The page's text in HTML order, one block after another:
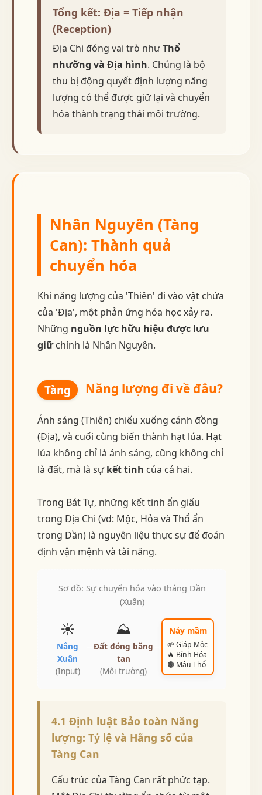
Tổng kết: Địa = Tiếp nhận
(Reception)
Địa Chi đóng vai trò nhưThổ
nhưỡng và Địa hình. Chúng là bộ
thu bị động quyết định lượng năng
lượng có thể được giữ lại và chuyển
hóa thành trạng thái môi trường.
Nhân Nguyên (Tàng
Can): Thành quả
chuyển hóa
Khi năng lượng của 'Thiên' đi vào vật chứa
của 'Địa', một phản ứng hóa học xảy ra.
Những nguồn lực hữu hiệu được lưu
giữchính là Nhân Nguyên.
Tàng Năng lượng đi về đâu?
Ánh sáng (Thiên) chiếu xuống cánh đồng
(Địa), và cuối cùng biến thành hạt lúa. Hạt
lúa không chỉ là ánh sáng, cũng không chỉ
là đất, mà là sựkết tinh của cả hai.
Trong Bát Tự, những kết tinh ẩn giấu
trong Địa Chi (vd: Mộc, Hỏa và Thổ ẩn
trong Dần) là nguyên liệu thực sự để đoán
định vận mệnh và tài năng.
Sơ đồ: Sự chuyển hóa vào tháng Dần
(Xuân)
☀️
Nắng
Xuân
(Input)
⛰️
Đất đóng băng
tan
(Môi trường)
Nảy mầm
🌱 Giáp Mộc
🔥 Bính Hỏa
🟤 Mậu Thổ
4.1 Định luật Bảo toàn Năng
lượng: Tỷ lệ và Hằng số của
Tàng Can
Cấu trúc của Tàng Can rất phức tạp.